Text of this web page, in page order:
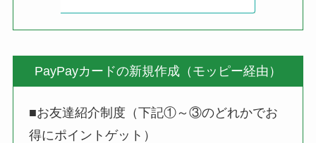
PayPayカードの新規作成（モッピー経由）
■お友達紹介制度（下記①～③のどれかでお
得にポイントゲット）